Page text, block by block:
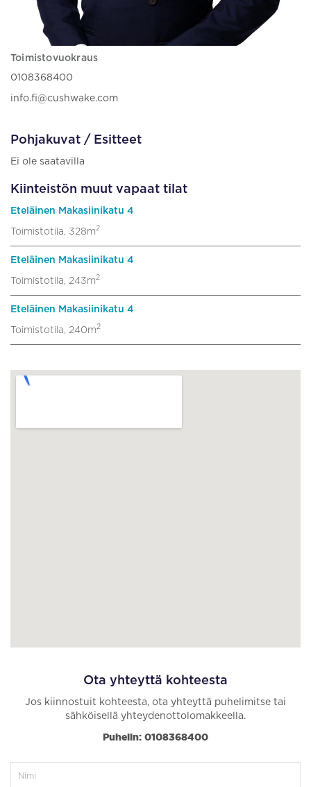
Toimistovuokraus
0108368400
info.fi@cushwake.com
Pohjakuvat / Esitteet
Ei ole saatavilla
Kiinteistön muut vapaat tilat
Eteläinen Makasiinikatu 4
Toimistotila, 328m2
Eteläinen Makasiinikatu 4
Toimistotila, 243m2
Eteläinen Makasiinikatu 4
Toimistotila, 240m2
Ota yhteyttä kohteesta
Jos kiinnostuit kohteesta, ota yhteyttä puhelimitse tai
sähköisellä yhteydenottolomakkeella.
Puhelin: 0108368400